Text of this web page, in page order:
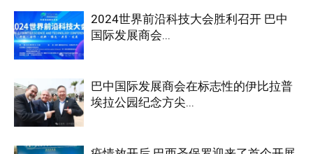
2024世界前沿科技大会胜利召开 巴中
国际发展商会...
巴中国际发展商会在标志性的伊比拉普
埃拉公园纪念方尖...